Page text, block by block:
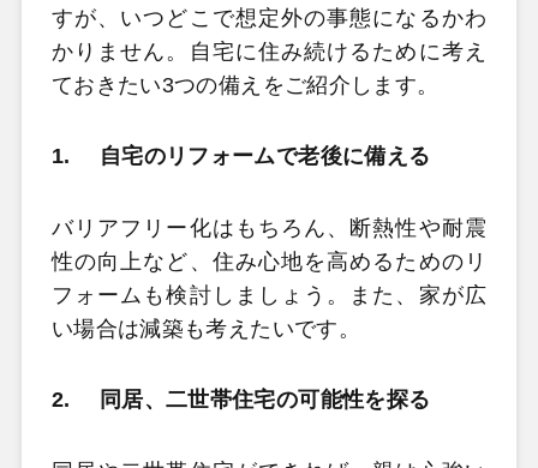
すが、いつどこで想定外の事態になるかわ
かりません。自宅に住み続けるために考え
ておきたい3つの備えをご紹介します。
1. 自宅のリフォームで老後に備える
バリアフリー化はもちろん、断熱性や耐震
性の向上など、住み心地を高めるためのリ
フォームも検討しましょう。また、家が広
い場合は減築も考えたいです。
2. 同居、二世帯住宅の可能性を探る